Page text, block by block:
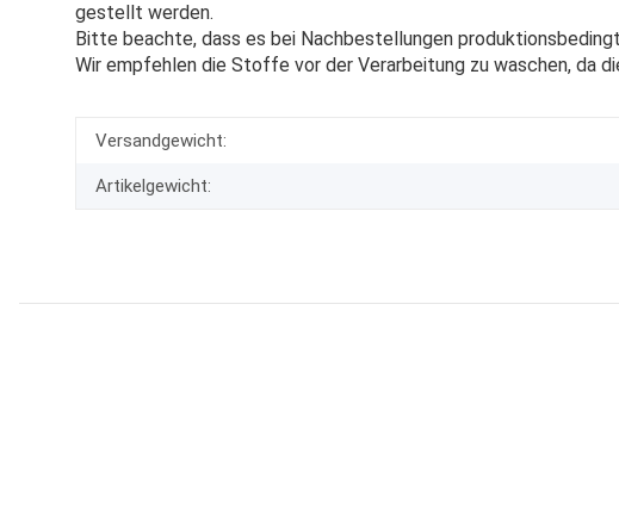
gestellt werden.
Bitte beachte, dass es bei Nachbestellungen
Wir empfehlen die Stoffe vor der Verarbeitung zu waschen, da
Versandgewicht:
Artikelgewicht: